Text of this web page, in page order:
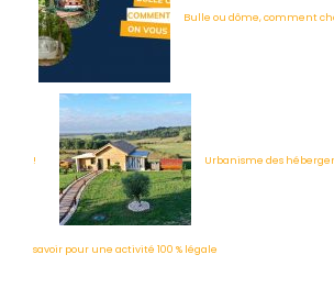
Bulle ou dôme, comment
! Urbanisme des
savoir pour une activité 100 % légale